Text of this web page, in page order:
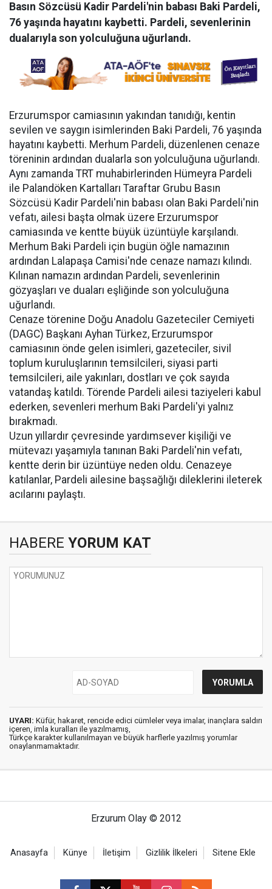
Basın Sözcüsü Kadir Pardeli'nin babası Baki Pardeli,
76 yaşında hayatını kaybetti. Pardeli, sevenlerinin
dualarıyla son yolculuğuna uğurlandı.
Erzurumspor camiasının yakından tanıdığı, kentin
sevilen ve saygın isimlerinden Baki Pardeli, 76 yaşında
hayatını kaybetti. Merhum Pardeli, düzenlenen cenaze
töreninin ardından dualarla son yolculuğuna uğurlandı.
Aynı zamanda TRT muhabirlerinden Hümeyra Pardeli
ile Palandöken Kartalları Taraftar Grubu Basın
Sözcüsü Kadir Pardeli'nin babası olan Baki Pardeli'nin
vefatı, ailesi başta olmak üzere Erzurumspor
camiasında ve kentte büyük üzüntüyle karşılandı.
Merhum Baki Pardeli için bugün öğle namazının
ardından Lalapaşa Camisi'nde cenaze namazı kılındı.
Kılınan namazın ardından Pardeli, sevenlerinin
gözyaşları ve duaları eşliğinde son yolculuğuna
uğurlandı.
Cenaze törenine Doğu Anadolu Gazeteciler Cemiyeti
(DAGC) Başkanı Ayhan Türkez, Erzurumspor
camiasının önde gelen isimleri, gazeteciler, sivil
toplum kuruluşlarının temsilcileri, siyasi parti
temsilcileri, aile yakınları, dostları ve çok sayıda
vatandaş katıldı. Törende Pardeli ailesi taziyeleri kabul
ederken, sevenleri merhum Baki Pardeli'yi yalnız
bırakmadı.
Uzun yıllardır çevresinde yardımsever kişiliği ve
mütevazı yaşamıyla tanınan Baki Pardeli'nin vefatı,
kentte derin bir üzüntüye neden oldu. Cenazeye
katılanlar, Pardeli ailesine başsağlığı dileklerini ileterek
acılarını paylaştı.
HABERE YORUM KAT
UYARI: Küfür, hakaret, rencide edici cümleler veya imalar, inançlara saldırı
içeren, imla kuralları ile yazılmamış,
Türkçe karakter kullanılmayan ve büyük harflerle yazılmış yorumlar
onaylanmamaktadır.
Erzurum Olay © 2012
Anasayfa Künye İletişim Gizlilik İlkeleri Sitene Ekle